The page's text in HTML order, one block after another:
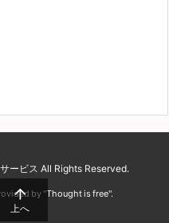
ービス All Rights Reserved.
by "Thought is free".

上へ